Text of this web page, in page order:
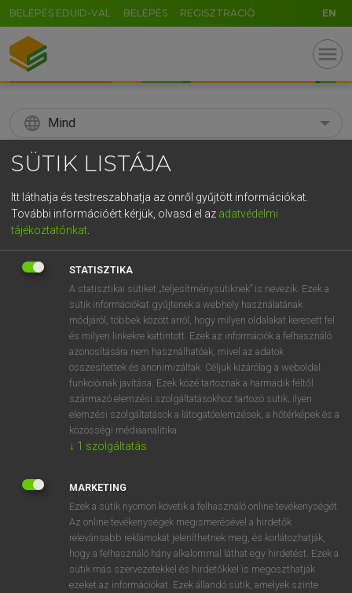
BELÉPÉS EDUID-VAL BELÉPÉS REGISZTRÁCIÓ EN
menu
language Mind
search
KERESÉS
Díjmentes angol szótár
mn harapós
csípős
pattogó
⚲ snappishkeresése szótárainkban
snapping turtle
SÜTIK LISTÁJA
Itt láthatja és testreszabhatja az önről gyűjtött információkat.
További információért kérjük, olvasd el az adatvédelmi
tájékoztatónkat
STATISZTIKA
A statisztikai sütiket „teljesítménysütiknek” is nevezik. Ezek a
sütik információkat gyűjtenek a webhely használatának
módjáról, többek között arról, hogy milyen oldalakat keresett fel
és milyen linkekre kattintott. Ezek az információk a felhasználó
azonosítására nem használhatóak, mivel az adatok
összesítettek és anonimizáltak. Céljuk kizárólag a weboldal
funkcióinak javítása. Ezek közé tartoznak a harmadik féltől
származó elemzési szolgáltatásokhoz tartozó sütik; ilyen
elemzési szolgáltatások a látogatóelemzések, a hőtérképek és a
közösségi médiaanalitika.
↓ 1 szolgáltatás
MARKETING
Ezek a sütik nyomon követik a felhasználó online tevékenységét.
Az online tevékenységek megismerésével a hirdetők
relevánsabb reklámokat jeleníthetnek meg, és korlátozhatják,
hogy a felhasználó hány alkalommal láthat egy hirdetést. Ezek a
sütik más szervezetekkel és hirdetőkkel is megoszthatják
ezeket az információkat. Ezek állandó sütik, amelyek szinte
5 6 7 8 9 ö ü ó
r t z u i o p ő ú
j k
n m , . - AltGr